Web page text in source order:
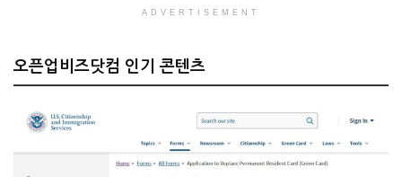
ADVERTISEMENT
오픈업비즈닷컴 인기 콘텐츠